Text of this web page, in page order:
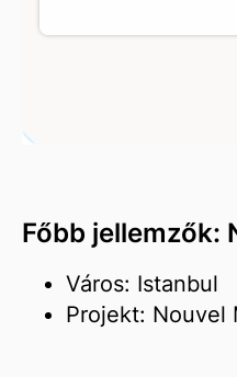
Főbb jellemzők:
Város: Istanbul
Projekt: Nouvel